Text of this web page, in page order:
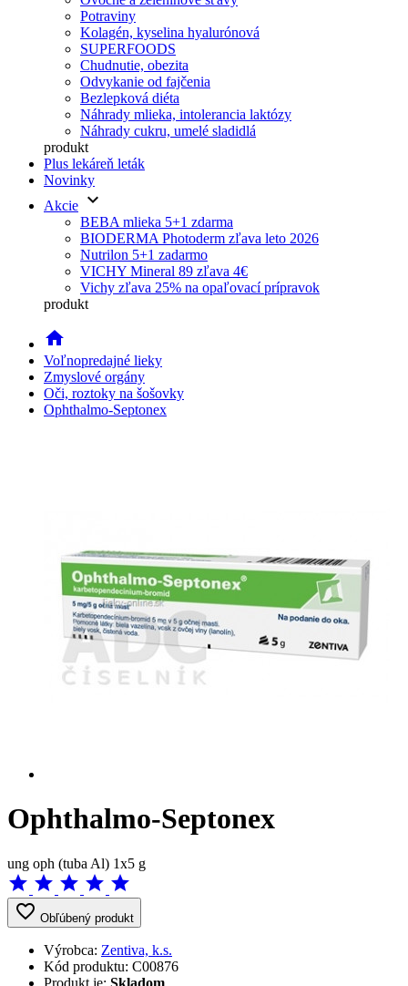
Potraviny
Kolagén, kyselina hyalurónová
SUPERFOODS
Chudnutie, obezita
Odvykanie od fajčenia
Bezlepková diéta
Náhrady mlieka, intolerancia laktózy
Náhrady cukru, umelé sladidlá
produkt
Plus lekáreň leták
Novinky
Akcie keyboard_arrow_down
BEBA mlieka 5+1 zdarma
BIODERMA Photoderm zľava leto 2026
Nutrilon 5+1 zadarmo
VICHY Mineral 89 zľava 4€
Vichy zľava 25% na opaľovací prípravok
produkt
home
Voľnopredajné lieky
Zmyslové orgány
Oči, roztoky na šošovky
Ophthalmo-Septonex
Ophthalmo-Septonex
ung oph (tuba Al) 1x5 g
star star star star star
favorite_border Obľúbený produkt
Výrobca: Zentiva, k.s.
Kód produktu: C00876
Produkt je: Skladom